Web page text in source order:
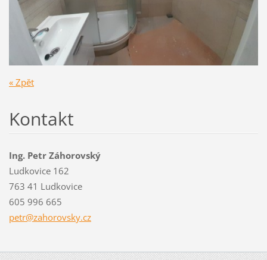
« Zpět
Kontakt
Ing. Petr Záhorovský
Ludkovice 162
763 41 Ludkovice
605 996 665
petr@zahorovsky.cz